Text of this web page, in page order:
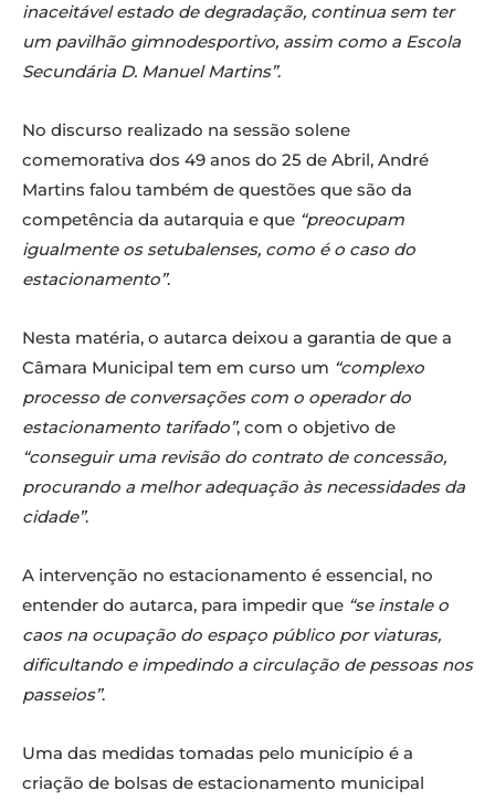
inaceitável estado de degradação, continua sem ter
um pavilhão gimnodesportivo, assim como a Escola
Secundária D. Manuel Martins”.
No discurso realizado na sessão solene
comemorativa dos 49 anos do 25 de Abril, André
Martins falou também de questões que são da
competência da autarquia e que “preocupam
igualmente os setubalenses, como é o caso do
estacionamento”.
Nesta matéria, o autarca deixou a garantia de que a
Câmara Municipal tem em curso um “complexo
processo de conversações com o operador do
estacionamento tarifado”, com o objetivo de
“conseguir uma revisão do contrato de concessão,
procurando a melhor adequação às necessidades da
cidade”.
A intervenção no estacionamento é essencial, no
entender do autarca, para impedir que “se instale o
caos na ocupação do espaço público por viaturas,
dificultando e impedindo a circulação de pessoas nos
passeios”.
Uma das medidas tomadas pelo município é a
criação de bolsas de estacionamento municipal